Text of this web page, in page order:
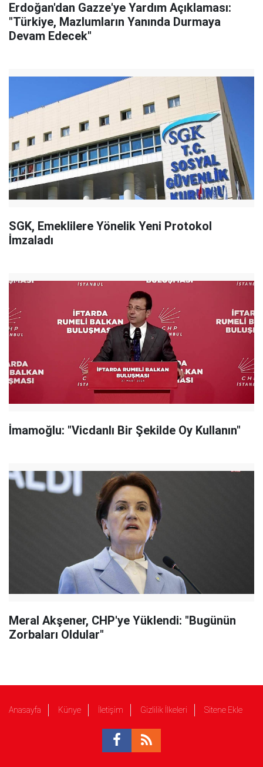
Erdoğan'dan Gazze'ye Yardım Açıklaması:
"Türkiye, Mazlumların Yanında Durmaya
Devam Edecek"
SGK, Emeklilere Yönelik Yeni Protokol
İmzaladı
İmamoğlu: "Vicdanlı Bir Şekilde Oy Kullanın"
Meral Akşener, CHP'ye Yüklendi: "Bugünün
Zorbaları Oldular"
Anasayfa Künye İletişim Gizlilik İlkeleri Sitene Ekle